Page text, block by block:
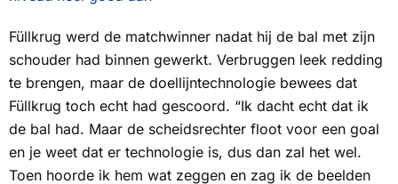
Füllkrug werd de matchwinner nadat hij de bal met zijn
schouder had binnen gewerkt. Verbruggen leek redding
te brengen, maar de doellijntechnologie bewees dat
Füllkrug toch echt had gescoord. “Ik dacht echt dat ik
de bal had. Maar de scheidsrechter floot voor een goal
en je weet dat er technologie is, dus dan zal het wel.
Toen hoorde ik hem wat zeggen en zag ik de beelden